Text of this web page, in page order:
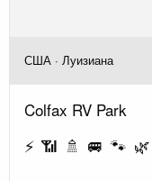
США · Луизиана
Colfax RV Park
⚡ 📶 🚿 🚐 🐾